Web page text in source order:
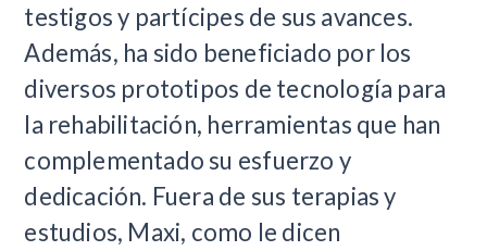
testigos y partícipes de sus avances.
Además, ha sido beneficiado por los
diversos prototipos de tecnología para
la rehabilitación, herramientas que han
complementado su esfuerzo y
dedicación. Fuera de sus terapias y
estudios, Maxi, como le dicen